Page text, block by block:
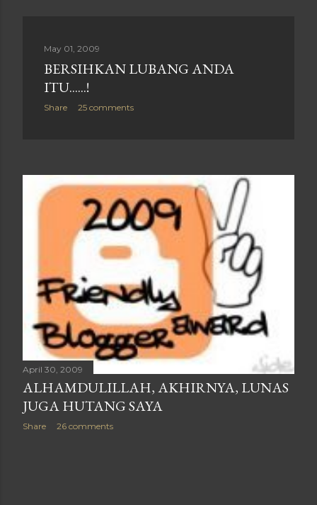
May 01, 2009
BERSIHKAN LUBANG ANDA
ITU......!
Share 25 comments
April 30, 2009
ALHAMDULILLAH, AKHIRNYA, LUNAS
JUGA HUTANG SAYA
Share 26 comments